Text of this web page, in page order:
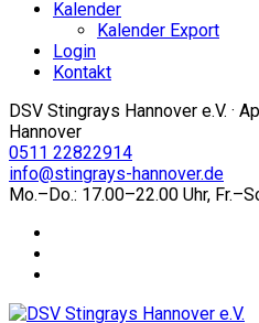
Kalender
Kalender Export
Login
Kontakt
DSV Stingrays Hannover e.V. ·
Hannover
0511 22822914
info@stingrays-hannover.de
Mo.–Do.: 17.00–22.00 Uhr,